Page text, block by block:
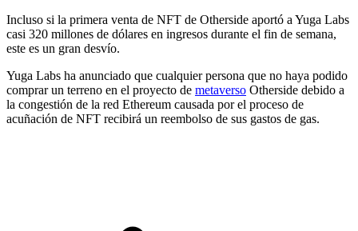
Incluso si la primera venta de NFT de Otherside aportó a Yuga Labs
casi 320 millones de dólares en ingresos durante el fin de semana,
este es un gran desvío.
Yuga Labs ha anunciado que cualquier persona que no haya podido
comprar un terreno en el proyecto de metaverso Otherside debido a
la congestión de la red Ethereum causada por el proceso de
acuñación de NFT recibirá un reembolso de sus gastos de gas.